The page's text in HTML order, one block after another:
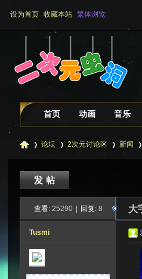
设为首页 收藏本站 繁体浏览
首页 动画 音乐
二 »
论坛
›
2次元讨论区
›
新闻
›
查看: 25290 回复: 8 大
Tusmi